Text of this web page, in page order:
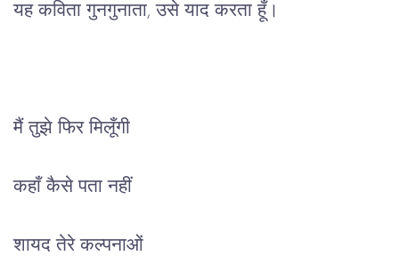
यह कविता गुनगुनाता, उसे याद करता हूँ।
मैं तुझे फिर मिलूँगी
कहाँ कैसे पता नहीं
शायद तेरे कल्पनाओं